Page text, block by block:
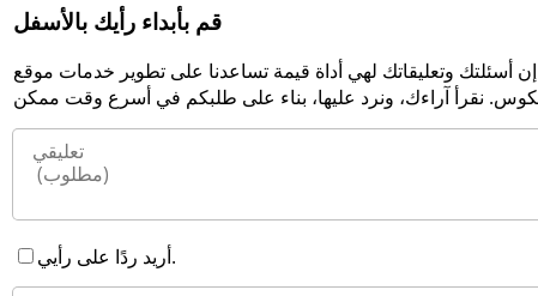
قم بأبداء رأيك بالأسفل
إن أسئلتك وتعليقاتك لهي أداة قيمة تساعدنا على تطوير خدمات موقع
أريد ردًا على رأيي.